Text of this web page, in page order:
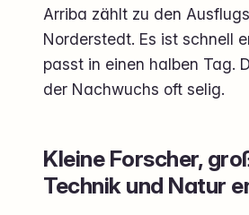
Arriba zählt zu den
Norderstedt. Es ist schnell
passt in einen halben Tag.
der Nachwuchs oft selig.
Kleine Forscher,
Technik und Natur